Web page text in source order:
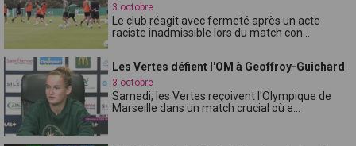
3 octobre
Le club réagit avec fermeté après un acte
raciste inadmissible lors du match con...
Les Vertes défient l'OM à Geoffroy-Guichard
3 octobre
Samedi, les Vertes reçoivent l'Olympique de
Marseille dans un match crucial où e...